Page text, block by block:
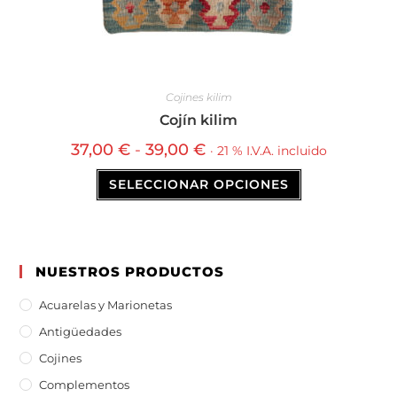
Cojines kilim
Cojín kilim
37,00 € - 39,00 € · 21 % I.V.A. incluido
SELECCIONAR OPCIONES
NUESTROS PRODUCTOS
Acuarelas y Marionetas
Antigüedades
Cojines
Complementos